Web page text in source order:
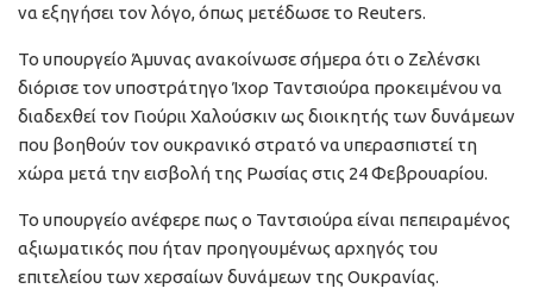
να εξηγήσει τον λόγο, όπως μετέδωσε το Reuters.
Το υπουργείο Άμυνας ανακοίνωσε σήμερα ότι ο Ζελένσκι
διόρισε τον υποστράτηγο Ίχορ Ταντσιούρα προκειμένου να
διαδεχθεί τον Γιούριι Χαλούσκιν ως διοικητής των δυνάμεων
που βοηθούν τον ουκρανικό στρατό να υπερασπιστεί τη
χώρα μετά την εισβολή της Ρωσίας στις 24 Φεβρουαρίου.
Το υπουργείο ανέφερε πως ο Ταντσιούρα είναι πεπειραμένος
αξιωματικός που ήταν προηγουμένως αρχηγός του
επιτελείου των χερσαίων δυνάμεων της Ουκρανίας.